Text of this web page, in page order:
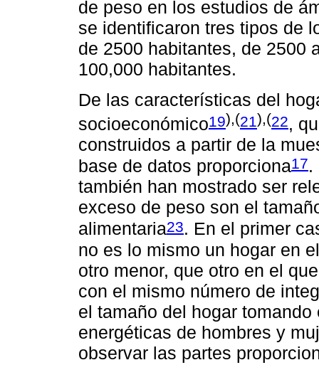
de peso en los estudios de
se identificaron tres tipos de
de 2500 habitantes, de 2500
100,000 habitantes.
De las características del
socioeconómico19),(21),(22,
construidos a partir de la
base de datos proporciona17.
también han mostrado ser
exceso de peso son el
alimentaria23. En el primer
no es lo mismo un hogar en
otro menor, que otro en el
con el mismo número de
el tamaño del hogar
energéticas de hombres y
observar las partes